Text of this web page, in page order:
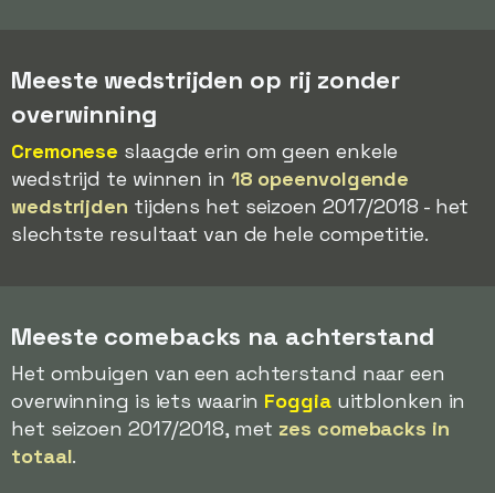
Meeste wedstrijden op rij zonder
overwinning
Cremonese slaagde erin om geen enkele
wedstrijd te winnen in 18 opeenvolgende
wedstrijden tijdens het seizoen 2017/2018 - het
slechtste resultaat van de hele competitie.
Meeste comebacks na achterstand
Het ombuigen van een achterstand naar een
overwinning is iets waarin Foggiauitblonken in
het seizoen 2017/2018, met zes comebacks in
totaal.